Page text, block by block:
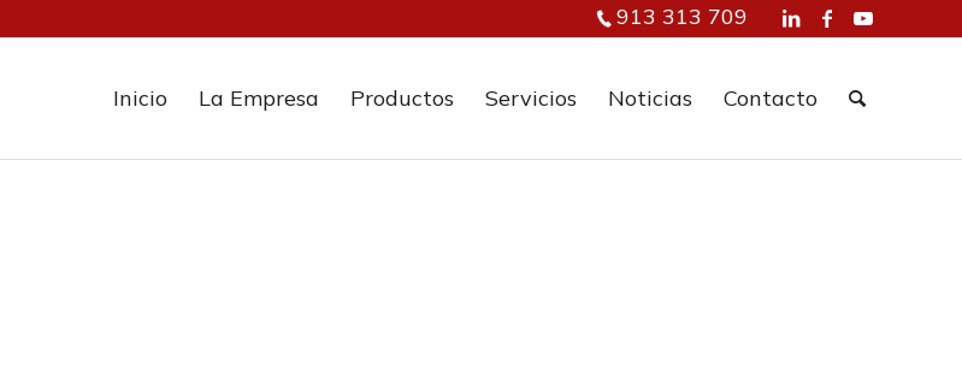
913 313 709
Inicio La Empresa Productos Servicios Noticias Contacto